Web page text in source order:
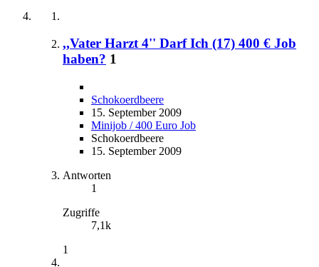
,,Vater Harzt 4'' Darf Ich (17) 400 € Job
haben? 1
Schokoerdbeere
15. September 2009
Minijob / 400 Euro Job
Schokoerdbeere
15. September 2009
Antworten
1
Zugriffe
7,1k
1